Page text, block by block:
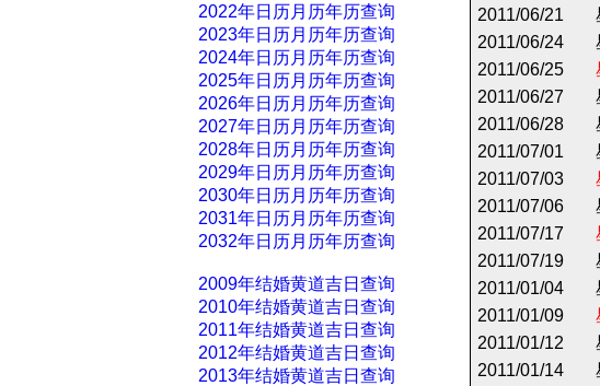
2022年日历月历年历查询
2023年日历月历年历查询
2024年日历月历年历查询
2025年日历月历年历查询
2026年日历月历年历查询
2027年日历月历年历查询
2028年日历月历年历查询
2029年日历月历年历查询
2030年日历月历年历查询
2031年日历月历年历查询
2032年日历月历年历查询
2009年结婚黄道吉日查询
2010年结婚黄道吉日查询
2011年结婚黄道吉日查询
2012年结婚黄道吉日查询
2013年结婚黄道吉日查询
2011/06/21
2011/06/24
2011/06/25
2011/06/27
2011/06/28
2011/07/01
2011/07/03
2011/07/06
2011/07/17
2011/07/19
2011/01/04
2011/01/09
2011/01/12
2011/01/14